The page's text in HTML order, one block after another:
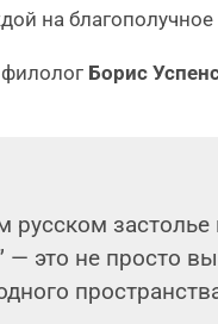
на
Борис
русском
— это не просто